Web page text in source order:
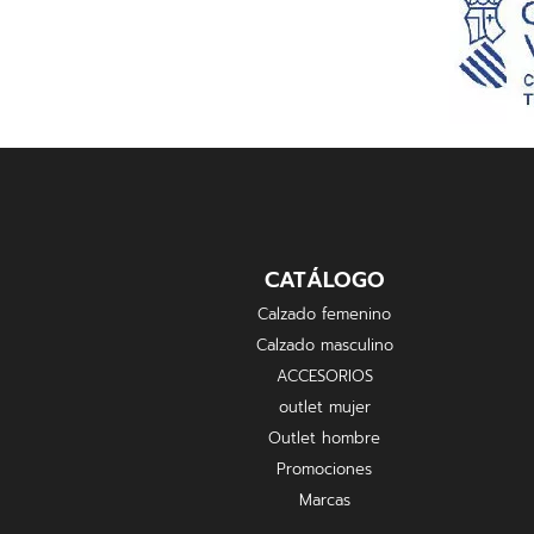
CATÁLOGO
Calzado femenino
Calzado masculino
ACCESORIOS
outlet mujer
Outlet hombre
Promociones
Marcas